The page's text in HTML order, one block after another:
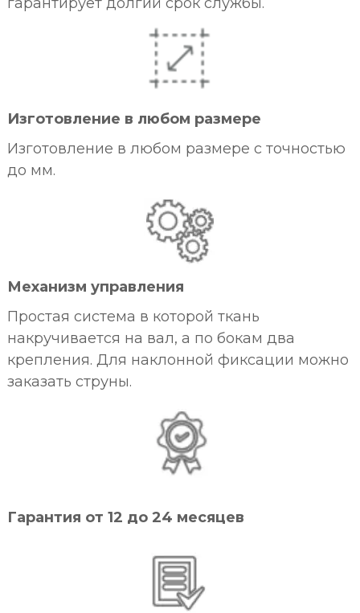
Изготовление в любом размере
Изготовление в любом размере с точностью
до мм.
Механизм управления
Простая система в которой ткань
накручивается на вал, а по бокам два
крепления. Для наклонной фиксации можно
заказать струны.
Гарантия от 12 до 24 месяцев